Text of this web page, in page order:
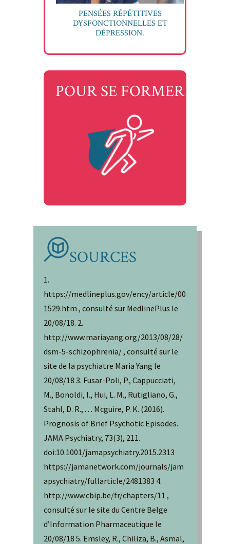
PENSÉES RÉPÉTITIVES
DYSFONCTIONNELLES ET
DÉPRESSION.
POUR SE FORMER
SOURCES
1.
https://medlineplus.gov/ency/article/00
1529.htm , consulté sur MedlinePlus le
20/08/18. 2.
http://www.mariayang.org/2013/08/28/
dsm-5-schizophrenia/ , consulté sur le
site de la psychiatre Maria Yang le
20/08/18 3. Fusar-Poli, P., Cappucciati,
M., Bonoldi, I., Hui, L. M., Rutigliano, G.,
Stahl, D. R., . . . Mcguire, P. K. (2016).
Prognosis of Brief Psychotic Episodes.
JAMA Psychiatry, 73(3), 211.
doi:10.1001/jamapsychiatry.2015.2313
https://jamanetwork.com/journals/jam
apsychiatry/fullarticle/2481383 4.
http://www.cbip.be/fr/chapters/11 ,
consulté sur le site du Centre Belge
d’Information Pharmaceutique le
20/08/18 5. Emsley, R., Chiliza, B., Asmal,